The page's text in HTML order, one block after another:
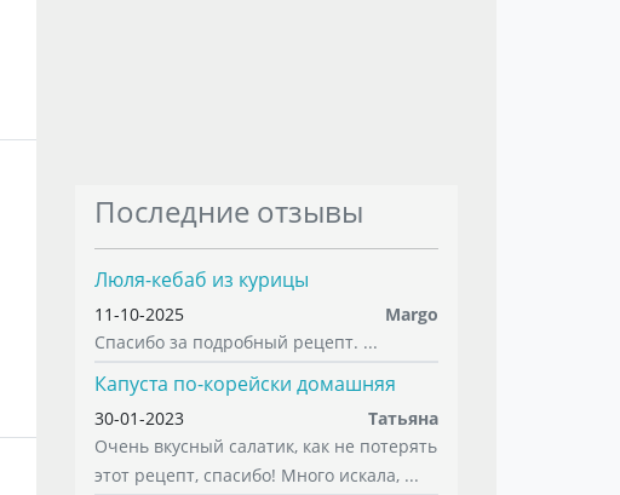
Последние отзывы
Люля-кебаб из курицы
11-10-2025
Margo
Спасибо за подробный рецепт. ...
Капуста по-корейски домашняя
30-01-2023
Татьяна
Очень вкусный салатик, как не потерять
этот рецепт, спасибо! Много искала, ...